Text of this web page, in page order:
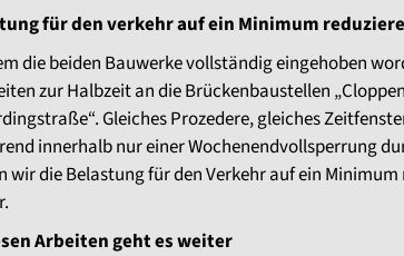
für den verkehr auf ein Minimum
die beiden Bauwerke vollständig eingehoben
zur Halbzeit an die Brückenbaustellen
Gleiches Prozedere, gleiches
innerhalb nur einer Wochenendvollsperrung
wir die Belastung für den Verkehr auf ein
Arbeiten geht es weiter